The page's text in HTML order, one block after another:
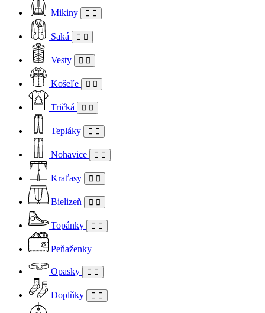
Mikiny
Saká
Vesty
Košeľe
Tričká
Tepláky
Nohavice
Kraťasy
Bielizeň
Topánky
Peňaženky
Opasky
Doplňky